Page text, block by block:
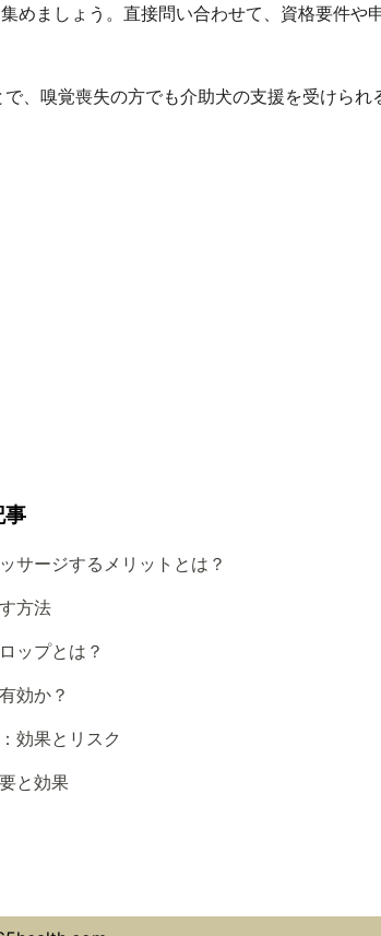
めましょう。直接問い合わせて、資格要件や
、嗅覚喪失の方でも介助犬の支援を受けられ
事
サージするメリットとは？
方法
ップとは？
効か？
効果とリスク
と効果